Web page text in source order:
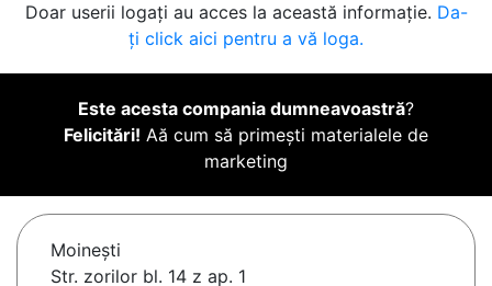
Doar userii logați au acces la această informație. Da-
ți click aici pentru a vă loga.
Este acesta compania dumneavoastră?
Felicitări! Aă cum să primești materialele de
marketing
Moineşti
Str. zorilor bl. 14 z ap. 1